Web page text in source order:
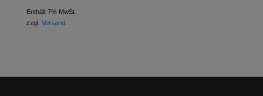
Enthält 7% MwSt.
zzgl. Versand